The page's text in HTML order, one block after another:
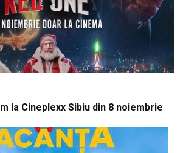
la Cineplexx Sibiu din 8 noiembrie